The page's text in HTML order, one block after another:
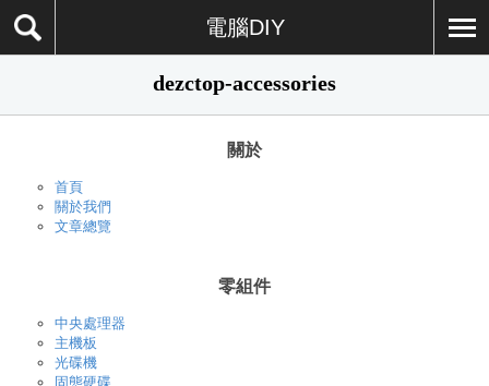
電腦DIY
dezctop-accessories
關於
首頁
關於我們
文章總覽
零組件
中央處理器
主機板
光碟機
固態硬碟